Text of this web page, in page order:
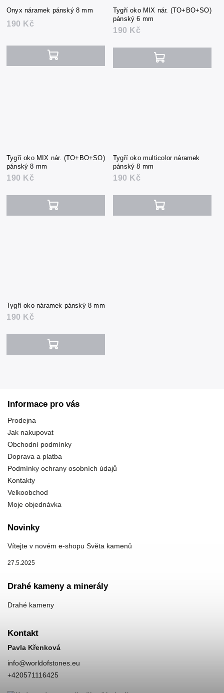
Onyx náramek pánský 8 mm
190 Kč
Tygří oko MIX nár. (TO+BO+SO)
pánský 6 mm
190 Kč
Tygří oko MIX nár. (TO+BO+SO)
pánský 8 mm
190 Kč
Tygří oko multicolor náramek
pánský 8 mm
190 Kč
Tygří oko náramek pánský 8 mm
190 Kč
Informace pro vás
Prodejna
Jak nakupovat
Obchodní podmínky
Doprava a platba
Podmínky ochrany osobních údajů
Kontakty
Velkoobchod
Moje objednávka
Novinky
Vítejte v novém e-shopu Světa kamenů
27.5.2025
Drahé kameny a minerály
Drahé kameny
Kontakt
Pavla Křenková
info@worldofstones.eu
+420571116425